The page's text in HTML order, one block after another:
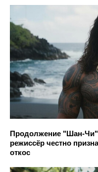
Продолжение "Шан-Чи"
режиссёр честно
откос